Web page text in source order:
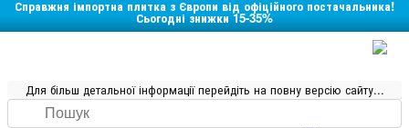
Справжня імпортна плитка з Європи від офіційного постачальника!
Сьогодні знижки 15-35%
Для більш детальної інформації перейдіть на повну версію сайту...